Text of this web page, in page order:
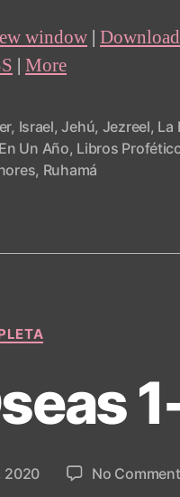
window | Download
| More
, Israel,Jehú, Jezreel, La
Un Año, Libros
, Ruhamá
2020 No